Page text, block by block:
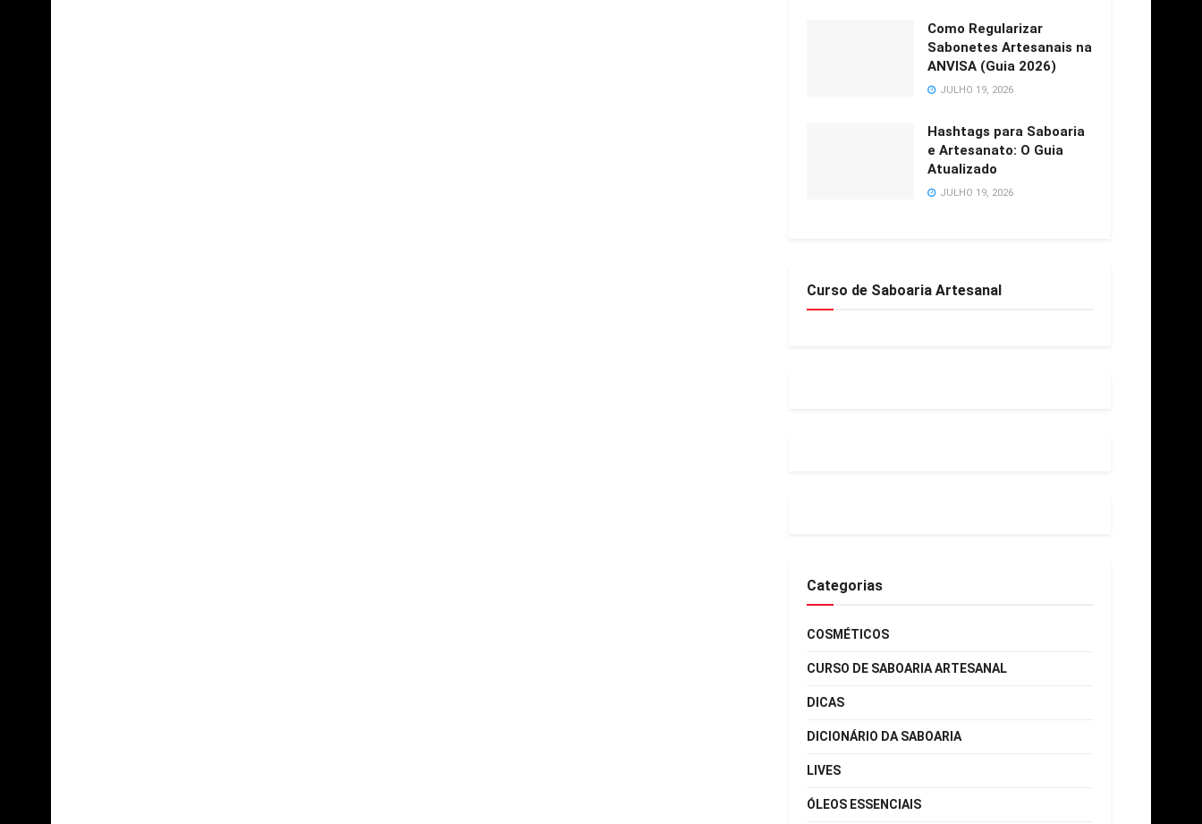
Como Regularizar
Sabonetes Artesanais na
ANVISA (Guia 2026)
JULHO 19, 2026
Hashtags para Saboaria
e Artesanato: O Guia
Atualizado
JULHO 19, 2026
Curso de Saboaria Artesanal
Categorias
COSMÉTICOS
CURSO DE SABOARIA ARTESANAL
DICAS
DICIONÁRIO DA SABOARIA
LIVES
ÓLEOS ESSENCIAIS